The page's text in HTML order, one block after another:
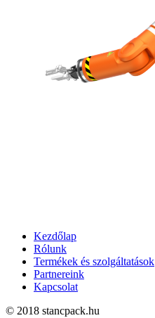
Kezdőlap
Rólunk
Termékek és szolgáltatások
Partnereink
Kapcsolat
© 2018 stancpack.hu